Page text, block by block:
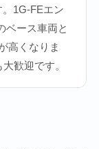
1G-FEエン
ベース車両と
高くなりま
歓迎です。